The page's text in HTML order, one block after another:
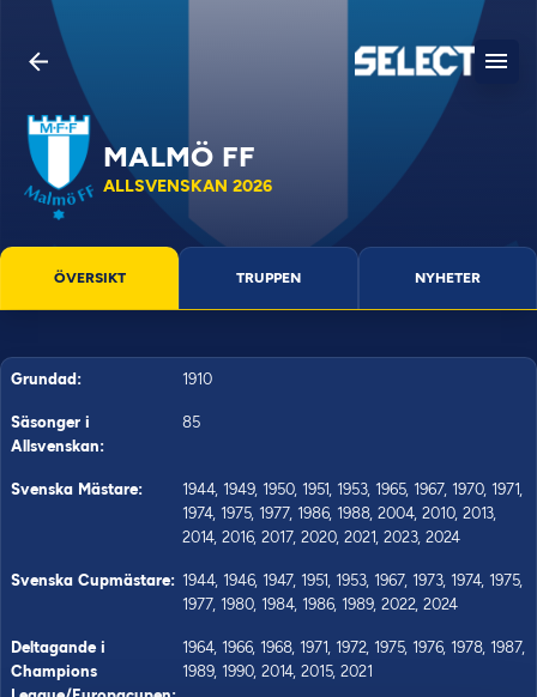
MALMÖ FF
ALLSVENSKAN 2026
ÖVERSIKT TRUPPEN NYHETER
Grundad: 1910
Säsonger i
Allsvenskan:
85
Svenska Mästare:
1944, 1949, 1950, 1951, 1953, 1965, 1967, 1970, 1971,
1974, 1975, 1977, 1986, 1988, 2004, 2010, 2013,
2014, 2016, 2017, 2020, 2021, 2023, 2024
Svenska Cupmästare: 1944, 1946, 1947, 1951, 1953, 1967, 1973, 1974, 1975,
1977, 1980, 1984, 1986, 1989, 2022, 2024
Deltagande i
Champions
1964, 1966, 1968, 1971, 1972, 1975, 1976, 1978, 1987,
1989, 1990, 2014, 2015, 2021